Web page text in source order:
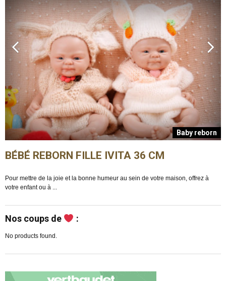
Baby reborn
BÉBÉ REBORN FILLE IVITA 36 CM
Pour mettre de la joie et la bonne humeur au sein de votre maison, offrez à
votre enfant ou à ...
Nos coups de :
No products found.